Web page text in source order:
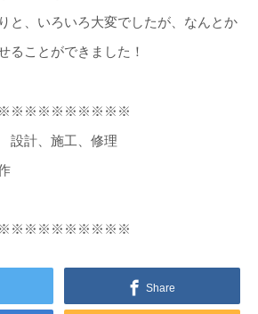
と、いろいろ大変でしたが、なんとか
ることができました！
設計、施工、修理
Share